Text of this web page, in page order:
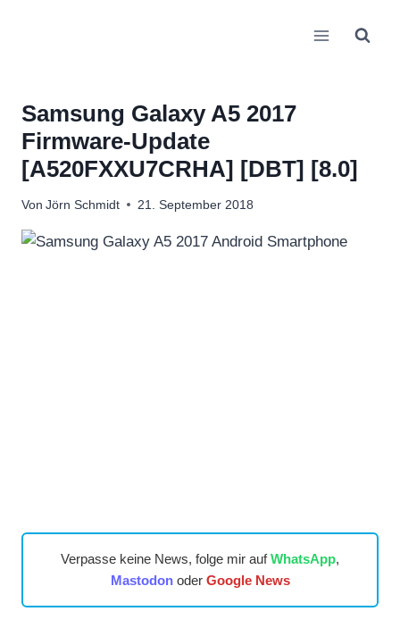
Samsung Galaxy A5 2017
Firmware-Update
[A520FXXU7CRHA] [DBT] [8.0]
Von Jörn Schmidt 21. September 2018
Verpasse keine News, folge mir aufWhatsApp,
Mastodonoder Google News